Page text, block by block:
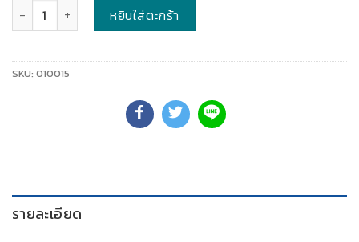
หยิบใส่ตะกร้า
SKU: 010015
รายละเอียด